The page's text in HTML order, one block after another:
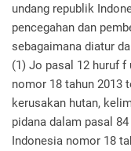
undang republik
pencegahan dan
sebagaimana diatur
(1) Jo pasal 12 huruf f
nomor 18 tahun 2013
kerusakan hutan,
pidana dalam pasal
Indonesia nomor 18